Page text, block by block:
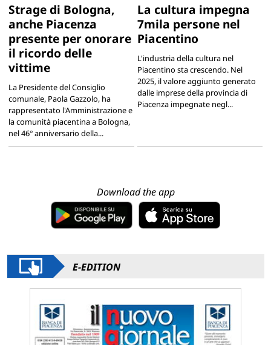
Strage di Bologna,
anche Piacenza
presente per onorare
il ricordo delle
vittime
La Presidente del Consiglio
comunale, Paola Gazzolo, ha
rappresentato l'Amministrazione e
la comunità piacentina a Bologna,
nel 46° anniversario della...
La cultura impegna
7mila persone nel
Piacentino
L'industria della cultura nel
Piacentino sta crescendo. Nel
2025, il valore aggiunto generato
dalle imprese della provincia di
Piacenza impegnate negl...
Download the app
E-EDITION